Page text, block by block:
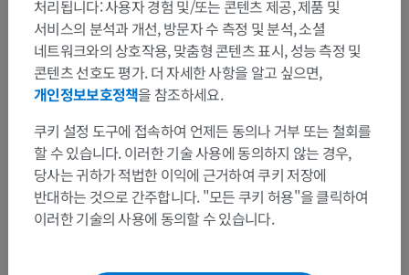
해부학적 계층
처리됩니다: 사용자 경험 및/또는 콘텐츠 제공, 제품 및
서비스의 분석과 개선, 방문자 수 측정 및 분석, 소셜
네트워크와의 상호작용, 맞춤형 콘텐츠 표시, 성능 측정 및
콘텐츠 선호도 평가. 더 자세한 사항을 알고 싶으면,
개인정보보호정책을 참조하세요.
쿠키 설정 도구에 접속하여 언제든 동의나 거부 또는 철회를
할 수 있습니다. 이러한 기술 사용에 동의하지 않는 경우,
당사는 귀하가 적법한 이익에 근거하여 쿠키 저장에
반대하는 것으로 간주합니다. "모든 쿠키 허용"을 클릭하여
이러한 기술의 사용에 동의할 수 있습니다.